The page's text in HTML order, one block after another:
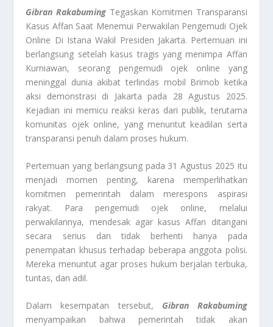
Gibran Rakabuming Tegaskan Komitmen Transparansi
Kasus Affan Saat Menemui Perwakilan Pengemudi Ojek
Online Di Istana Wakil Presiden Jakarta. Pertemuan ini
berlangsung setelah kasus tragis yang menimpa Affan
Kurniawan, seorang pengemudi ojek online yang
meninggal dunia akibat terlindas mobil Brimob ketika
aksi demonstrasi di Jakarta pada 28 Agustus 2025.
Kejadian ini memicu reaksi keras dari publik, terutama
komunitas ojek online, yang menuntut keadilan serta
transparansi penuh dalam proses hukum.
Pertemuan yang berlangsung pada 31 Agustus 2025 itu
menjadi momen penting, karena memperlihatkan
komitmen pemerintah dalam merespons aspirasi
rakyat. Para pengemudi ojek online, melalui
perwakilannya, mendesak agar kasus Affan ditangani
secara serius dan tidak berhenti hanya pada
penempatan khusus terhadap beberapa anggota polisi.
Mereka menuntut agar proses hukum berjalan terbuka,
tuntas, dan adil.
Dalam kesempatan tersebut, Gibran Rakabuming
menyampaikan bahwa pemerintah tidak akan